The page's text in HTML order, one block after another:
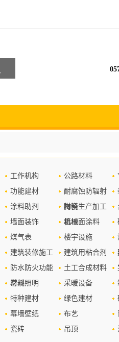
工作机构 公路材料
功能建材
耐腐蚀防辐射
材料
涂料助剂
陶瓷生产加工
机械
墙面装饰 墙地面涂料
煤气表 楼宇设施
建筑装修施工 建筑用粘合剂
防水防火功能
材料
土工合成材料
常规照明 采暖设备
特种建材 绿色建材
幕墙壁纸 布艺
瓷砖 吊顶